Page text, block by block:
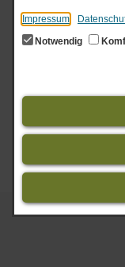
Impressum
Notwendig
Dr. med.
Seeblick 23
Facharzt für
Facharzt für
Kinder- und